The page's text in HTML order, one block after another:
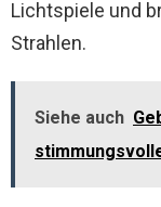
Lichtspiele und
Strahlen.
Siehe auch